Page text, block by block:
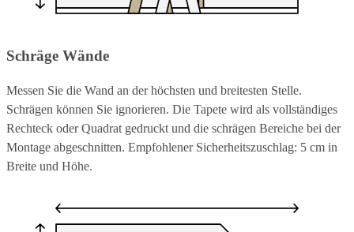
Schräge Wände
Messen Sie die Wand an der höchsten und breitesten Stelle.
Schrägen können Sie ignorieren. Die Tapete wird als vollständiges
Rechteck oder Quadrat gedruckt und die schrägen Bereiche bei der
Montage abgeschnitten. Empfohlener Sicherheitszuschlag: 5 cm in
Breite und Höhe.